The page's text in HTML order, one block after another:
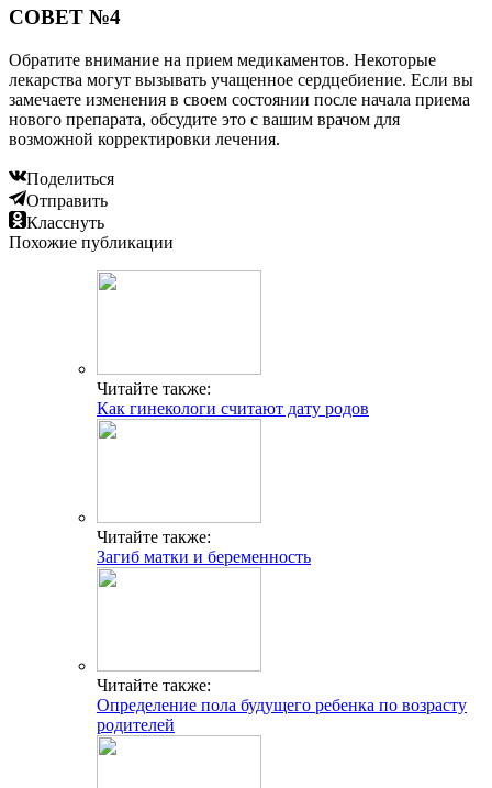
СОВЕТ №4
Обратите внимание на прием медикаментов. Некоторые
лекарства могут вызывать учащенное сердцебиение. Если вы
замечаете изменения в своем состоянии после начала приема
нового препарата, обсудите это с вашим врачом для
возможной корректировки лечения.
Поделиться
Отправить
Класснуть
Похожие публикации
Читайте также:
Как гинекологи считают дату родов
Читайте также:
Загиб матки и беременность
Читайте также:
Определение пола будущего ребенка по возрасту
родителей